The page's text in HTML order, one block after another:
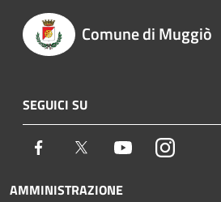
Comune di Muggiò
SEGUICI SU
Facebook Twitter YoutubeInstagram
AMMINISTRAZIONE